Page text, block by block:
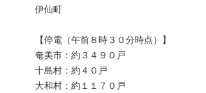
伊仙町
【停電（午前８時３０分時点）】
奄美市：約３４９０戸
十島村：約４０戸
大和村：約１１７０戸